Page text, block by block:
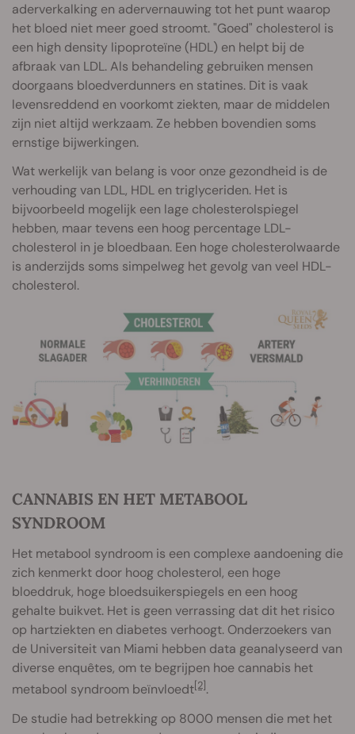
aderverkalking en adervernauwing tot het punt waarop
het bloed niet meer goed stroomt. "Goed" cholesterol is
een high density lipoproteïne (HDL) en helpt bij de
afbraak van LDL. Als behandeling gebruiken mensen
doorgaans bloedverdunners en statines. Dit is vaak
levensreddend en voorkomt ziekten, maar de middelen
zijn niet altijd werkzaam. Ze hebben bovendien soms
ernstige bijwerkingen.
Wat werkelijk van belang is voor onze gezondheid is de
verhouding van LDL, HDL en triglyceriden. Het is
bijvoorbeeld mogelijk een lage cholesterolspiegel
hebben, maar tevens een hoog percentage LDL-
cholesterol in je bloedbaan. Een hoge cholesterolwaarde
is anderzijds soms simpelweg het gevolg van veel HDL-
cholesterol.
CANNABIS EN HET METABOOL
SYNDROOM
Het metabool syndroom is een complexe aandoening die
zich kenmerkt door hoog cholesterol, een hoge
bloeddruk, hoge bloedsuikerspiegels en een hoog
gehalte buikvet. Het is geen verrassing dat dit het risico
op hartziekten en diabetes verhoogt. Onderzoekers van
de Universiteit van Miami hebben data geanalyseerd van
diverse enquêtes, om te begrijpen hoe cannabis het
metabool syndroom beïnvloedt[2].
De studie had betrekking op 8000 mensen die met het